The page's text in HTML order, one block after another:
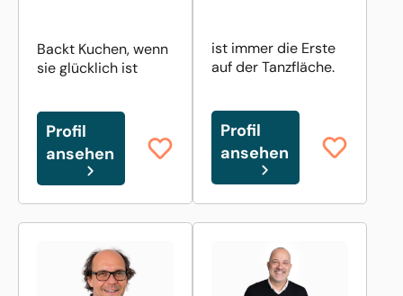
Backt Kuchen, wenn
sie glücklich ist
Profil
ansehen
ist immer die Erste
auf der Tanzfläche.
Profil
ansehen